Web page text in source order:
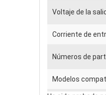
Voltaje de la
Corriente de
Números de
Modelos